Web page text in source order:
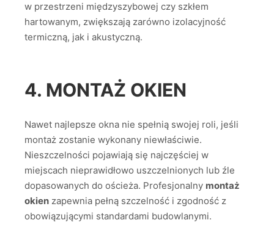
w przestrzeni międzyszybowej czy szkłem
hartowanym, zwiększają zarówno izolacyjność
termiczną, jak i akustyczną.
4. MONTAŻ OKIEN
Nawet najlepsze okna nie spełnią swojej roli, jeśli
montaż zostanie wykonany niewłaściwie.
Nieszczelności pojawiają się najczęściej w
miejscach nieprawidłowo uszczelnionych lub źle
dopasowanych do ościeża. Profesjonalny montaż
okien zapewnia pełną szczelność i zgodność z
obowiązującymi standardami budowlanymi.